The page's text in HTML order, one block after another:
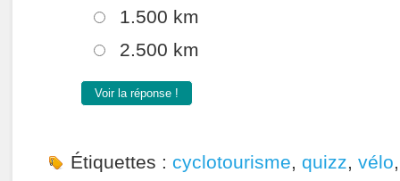
1.500 km
2.500 km
Voir la réponse !
Étiquettes : cyclotourisme, quizz, vélo